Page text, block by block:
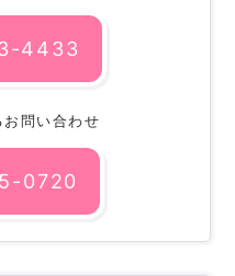
4433
問い合わせ
0720